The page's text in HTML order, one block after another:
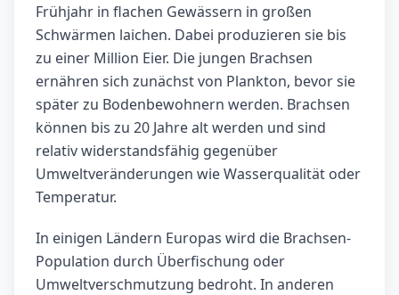
Frühjahr in flachen Gewässern in großen
Schwärmen laichen. Dabei produzieren sie bis
zu einer Million Eier. Die jungen Brachsen
ernähren sich zunächst von Plankton, bevor sie
später zu Bodenbewohnern werden. Brachsen
können bis zu 20 Jahre alt werden und sind
relativ widerstandsfähig gegenüber
Umweltveränderungen wie Wasserqualität oder
Temperatur.
In einigen Ländern Europas wird die Brachsen-
Population durch Überfischung oder
Umweltverschmutzung bedroht. In anderen